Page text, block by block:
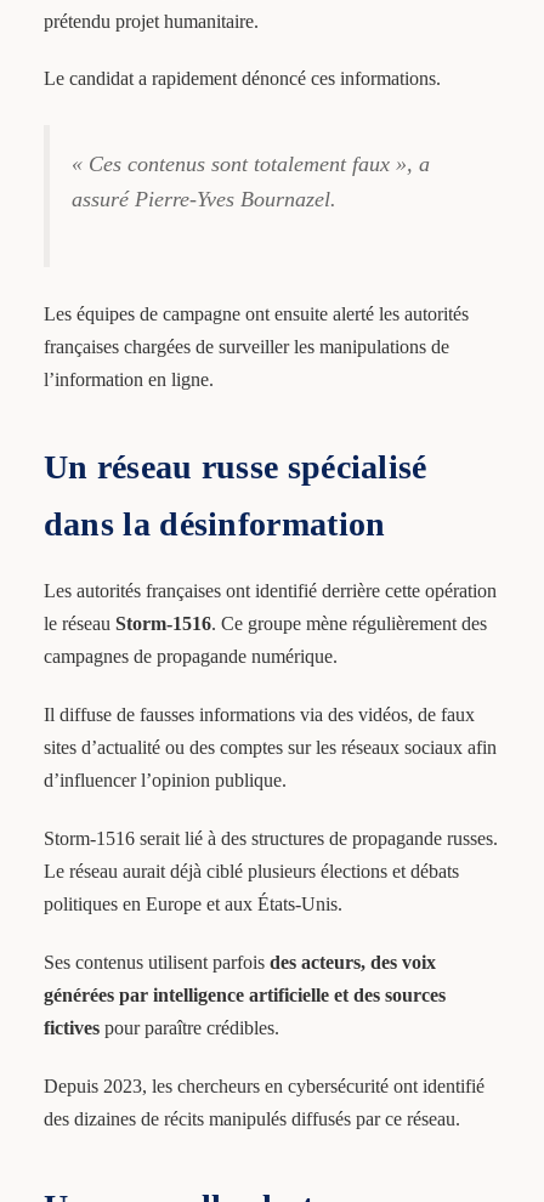
prétendu projet humanitaire.
Le candidat a rapidement dénoncé ces informations.
« Ces contenus sont totalement faux », a
assuré Pierre-Yves Bournazel.
Les équipes de campagne ont ensuite alerté les autorités
françaises chargées de surveiller les manipulations de
l’information en ligne.
Un réseau russe spécialisé
dans la désinformation
Les autorités françaises ont identifié derrière cette opération
le réseau Storm-1516. Ce groupe mène régulièrement des
campagnes de propagande numérique.
Il diffuse de fausses informations via des vidéos, de faux
sites d’actualité ou des comptes sur les réseaux sociaux afin
d’influencer l’opinion publique.
Storm-1516 serait lié à des structures de propagande russes.
Le réseau aurait déjà ciblé plusieurs élections et débats
politiques en Europe et aux États-Unis.
Ses contenus utilisent parfois des acteurs, des voix
générées par intelligence artificielle et des sources
fictivespour paraître crédibles.
Depuis 2023, les chercheurs en cybersécurité ont identifié
des dizaines de récits manipulés diffusés par ce réseau.